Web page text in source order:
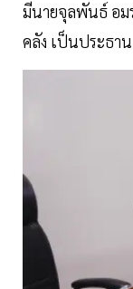
มีนายจุลพันธ์ อม
คลัง เป็นประธาน